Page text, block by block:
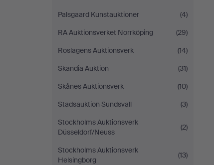
Palsgaard Kunstauktioner
(4)
RA Auktionsverket Norrköping
(29)
Roslagens Auktionsverk
(14)
Skandia Auktion
(31)
Skånes Auktionsverk
(10)
Stadsauktion Sundsvall
(3)
Stockholms Auktionsverk
Düsseldorf/Neuss
(2)
Stockholms Auktionsverk
Helsingborg
(13)